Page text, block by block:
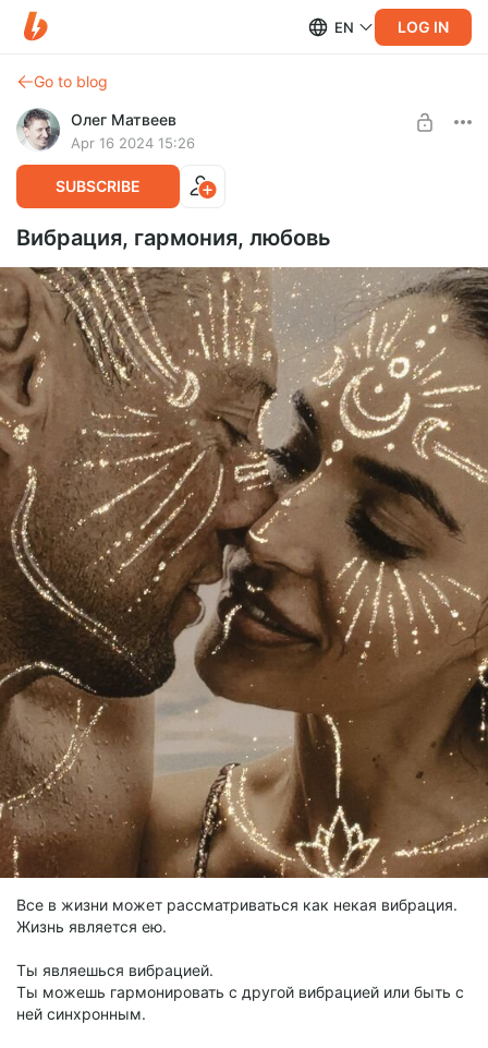
EN LOG IN
Go to blog
Олег Матвеев
Apr 16 2024 15:26
SUBSCRIBE
Вибрация, гармония, любовь
Все в жизни может рассматриваться как некая вибрация.
Жизнь является ею.
Ты являешься вибрацией.
Ты можешь гармонировать с другой вибрацией или быть с
ней синхронным.